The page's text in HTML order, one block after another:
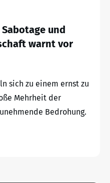
und
warnt vor
sich zu einem ernst zu
Mehrheit der
Bedrohung.